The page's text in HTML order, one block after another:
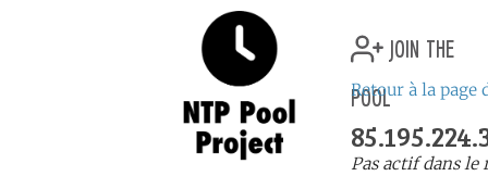
join the
pool
Retour à la page
Pas actif dans